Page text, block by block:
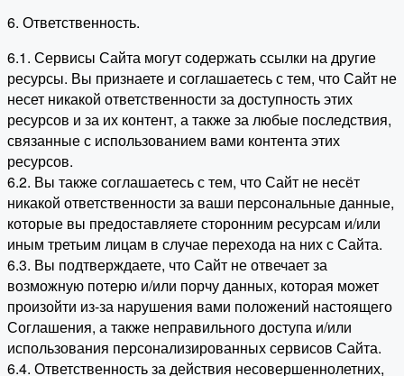
6. Ответственность.
6.1. Сервисы Сайта могут содержать ссылки на другие
ресурсы. Вы признаете и соглашаетесь с тем, что Сайт не
несет никакой ответственности за доступность этих
ресурсов и за их контент, а также за любые последствия,
связанные с использованием вами контента этих
ресурсов.
6.2. Вы также соглашаетесь с тем, что Сайт не несёт
никакой ответственности за ваши персональные данные,
которые вы предоставляете сторонним ресурсам и/или
иным третьим лицам в случае перехода на них с Сайта.
6.3. Вы подтверждаете, что Сайт не отвечает за
возможную потерю и/или порчу данных, которая может
произойти из-за нарушения вами положений настоящего
Соглашения, а также неправильного доступа и/или
использования персонализированных сервисов Сайта.
6.4. Ответственность за действия несовершеннолетних,